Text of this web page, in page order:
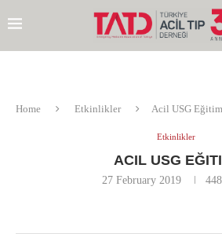
Home Etkinlikler Acil USG
Etkinlikler
ACIL USG
27 February 2019 448